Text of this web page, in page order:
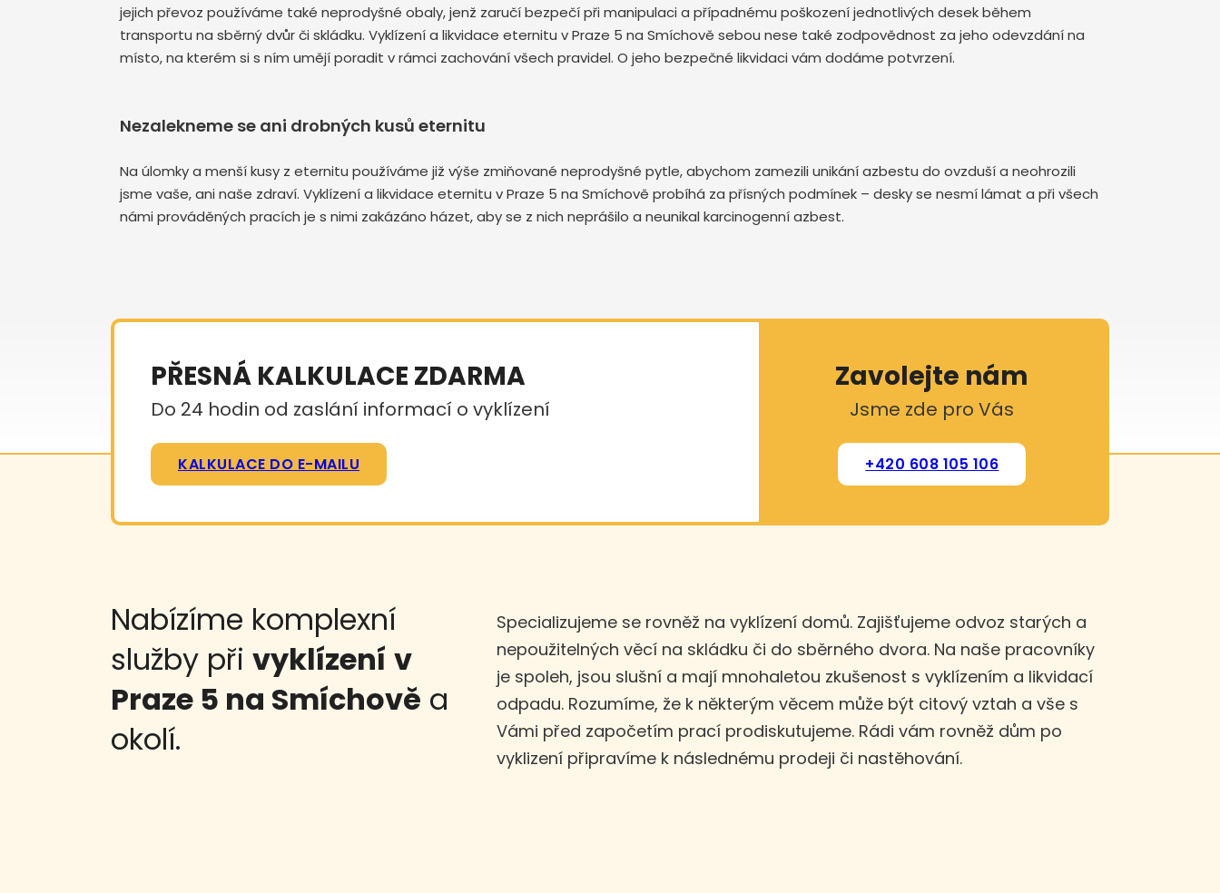
jejich převoz používáme také neprodyšné obaly, jenž zaručí bezpečí při manipulaci a případnému poškození jednotlivých desek během
transportu na sběrný dvůr či skládku. Vyklízení a likvidace eternitu v Praze 5 na Smíchově sebou nese také zodpovědnost za jeho odevzdání na
místo, na kterém si s ním umějí poradit v rámci zachování všech pravidel. O jeho bezpečné likvidaci vám dodáme potvrzení.
Nezalekneme se ani drobných kusů eternitu
Na úlomky a menší kusy z eternitu používáme již výše zmiňované neprodyšné pytle, abychom zamezili unikání azbestu do ovzduší a neohrozili
jsme vaše, ani naše zdraví. Vyklízení a likvidace eternitu v Praze 5 na Smíchově probíhá za přísných podmínek – desky se nesmí lámat a při všech
námi prováděných pracích je s nimi zakázáno házet, aby se z nich neprášilo a neunikal karcinogenní azbest.
PŘESNÁ KALKULACE ZDARMA
Do 24 hodin od zaslání informací o vyklízení
KALKULACE DO E-MAILU
Zavolejte nám
Jsme zde pro Vás
+420 608 105 106
Nabízíme komplexní
služby při vyklízení v
Praze 5 na Smíchově a
okolí.
Specializujeme se rovněž na vyklízení domů. Zajišťujeme odvoz starých a
nepoužitelných věcí na skládku či do sběrného dvora. Na naše pracovníky
je spoleh, jsou slušní a mají mnohaletou zkušenost s vyklízením a likvidací
odpadu. Rozumíme, že k některým věcem může být citový vztah a vše s
Vámi před započetím prací prodiskutujeme. Rádi vám rovněž dům po
vyklizení připravíme k následnému prodeji či nastěhování.